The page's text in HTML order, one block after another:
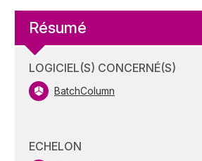
Résumé
LOGICIEL(S) CONCERNÉ(S)
BatchColumn
ECHELON